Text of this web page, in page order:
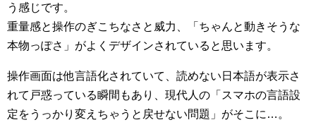
う感じです。
重量感と操作のぎこちなさと威力、「ちゃんと動きそうな
本物っぽさ」がよくデザインされていると思います。
操作画面は他言語化されていて、読めない日本語が表示さ
れて戸惑っている瞬間もあり、現代人の「スマホの言語設
定をうっかり変えちゃうと戻せない問題」がそこに…。